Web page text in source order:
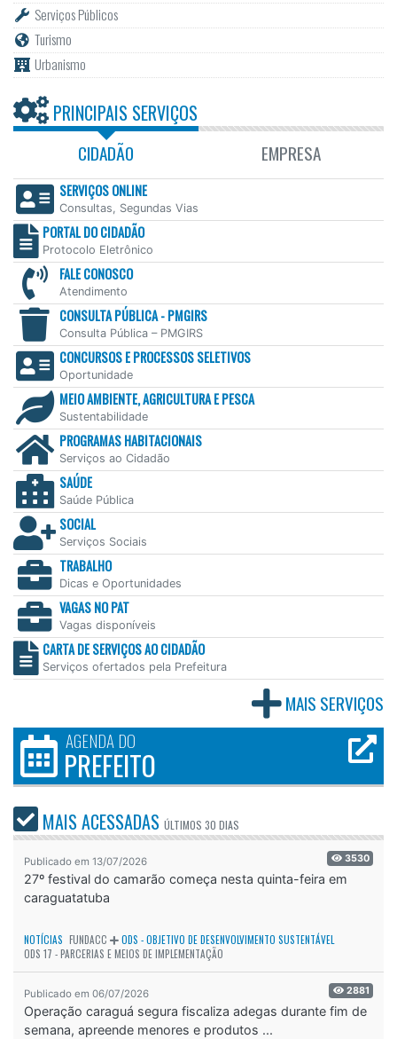
Serviços Públicos
Turismo
Urbanismo
PRINCIPAIS SERVIÇOS
CIDADÃO EMPRESA
SERVIÇOS ONLINE
Consultas, Segundas Vias
PORTAL DO CIDADÃO
Protocolo Eletrônico
FALE CONOSCO
Atendimento
CONSULTA PÚBLICA - PMGIRS
Consulta Pública – PMGIRS
CONCURSOS E PROCESSOS SELETIVOS
Oportunidade
MEIO AMBIENTE, AGRICULTURA E PESCA
Sustentabilidade
PROGRAMAS HABITACIONAIS
Serviços ao Cidadão
SAÚDE
Saúde Pública
SOCIAL
Serviços Sociais
TRABALHO
Dicas e Oportunidades
VAGAS NO PAT
Vagas disponíveis
CARTA DE SERVIÇOS AO CIDADÃO
Serviços ofertados pela Prefeitura
MAIS SERVIÇOS
AGENDA DO
PREFEITO
MAIS ACESSADAS ÚLTIMOS 30 DIAS
Publicado em 13/07/2026 3530
27º festival do camarão começa nesta quinta-feira em
caraguatatuba
NOTÍCIAS FUNDACC
ODS - OBJETIVO DE DESENVOLVIMENTO SUSTENTÁVEL
ODS 17 - PARCERIAS E MEIOS DE IMPLEMENTAÇÃO
Publicado em 06/07/2026 2881
Operação caraguá segura fiscaliza adegas durante fim de
semana, apreende menores e produtos ...